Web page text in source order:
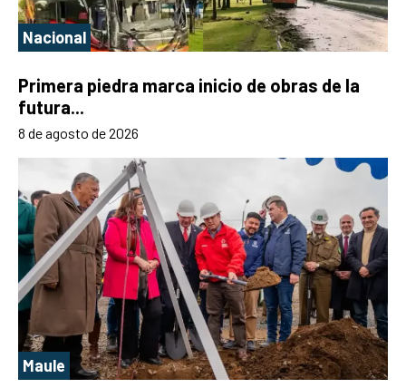
Nacional
Primera piedra marca inicio de obras de la
futura...
8 de agosto de 2026
Maule